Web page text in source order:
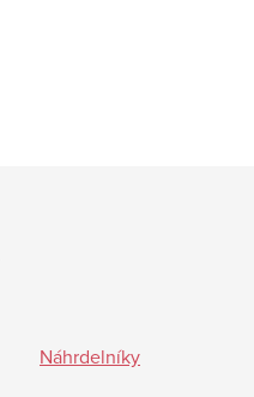
Náhrdelníky